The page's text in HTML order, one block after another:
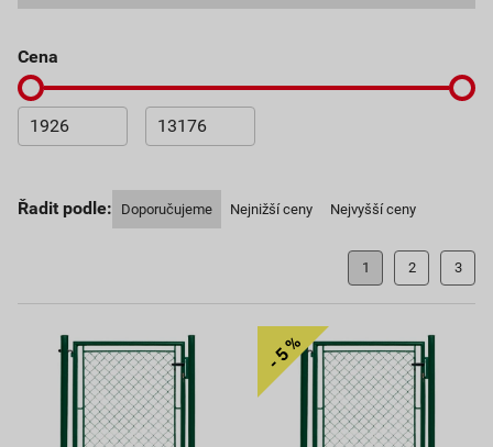
cena
Řadit podle: Doporučujeme Nejnižší ceny Nejvyšší ceny
1 2 3